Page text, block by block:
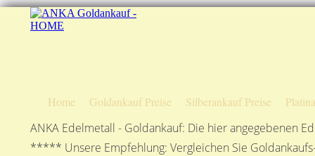
Home Goldankauf Preise Silberankauf Preise
ANKA Edelmetall - Goldankauf: Die hier angegebenen
***** Unsere Empfehlung: Vergleichen Sie